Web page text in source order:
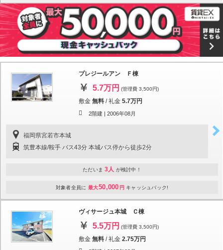
プレジールアン Ｆ棟
5.7万円 (管理費 3,500円)
敷金 無料 /礼金 5.7万円
2階建 | 2006年08月
福岡県宮若市本城
筑豊本線/鞍手 バス43分 本城バス停から徒歩2分
ただいま 3人 が検討中！
対象者全員に 最大50,000 円 キャッシュバック!
ヴィサージュ本城 Ｃ棟
5.5万円 (管理費 3,500円)
敷金 無料 /礼金 2.75万円